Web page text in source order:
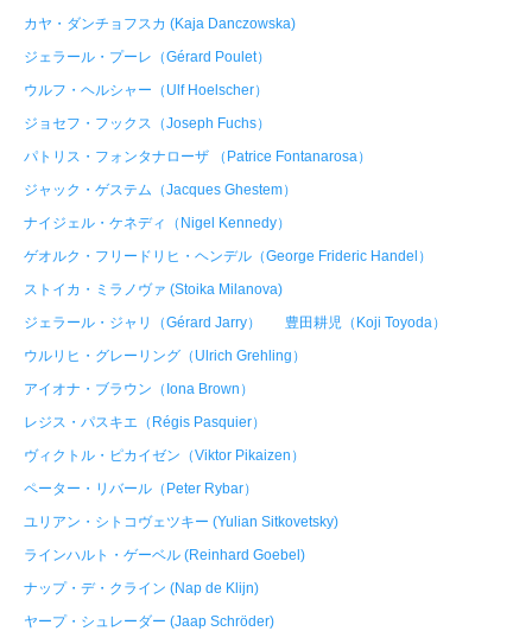
カヤ・ダンチョフスカ (Kaja Danczowska)
ジェラール・プーレ（Gérard Poulet）
ウルフ・ヘルシャー（Ulf Hoelscher）
ジョセフ・フックス（Joseph Fuchs）
パトリス・フォンタナローザ （Patrice Fontanarosa）
ジャック・ゲステム（Jacques Ghestem）
ナイジェル・ケネディ（Nigel Kennedy）
ゲオルク・フリードリヒ・ヘンデル（George Frideric Handel）
ストイカ・ミラノヴァ (Stoika Milanova)
ジェラール・ジャリ（Gérard Jarry）
豊田耕児（Koji Toyoda）
ウルリヒ・グレーリング（Ulrich Grehling）
アイオナ・ブラウン（Iona Brown）
レジス・パスキエ（Régis Pasquier）
ヴィクトル・ピカイゼン（Viktor Pikaizen）
ペーター・リバール（Peter Rybar）
ユリアン・シトコヴェツキー (Yulian Sitkovetsky)
ラインハルト・ゲーベル (Reinhard Goebel)
ナップ・デ・クライン (Nap de Klijn)
ヤープ・シュレーダー (Jaap Schröder)